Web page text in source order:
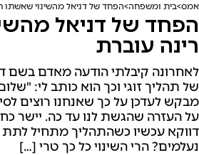
אמס בית ומשפחה הפחד של דניאל מהשינוי שאשתו
הפחד של דניאל
רינה עוברת
לאחרונה קיבלתי הודעה מאדם בשם
של תהליך זוגי וכך הוא כותב לי:
מבקש לעדכן על כך שאנחנו רוצים
על העזרה שהגשת לנו עד כה. יישר כח
דווקא עכשיו כשהתהליך מתחיל
נעלמים? הרי השינוי כל כך טרי […]